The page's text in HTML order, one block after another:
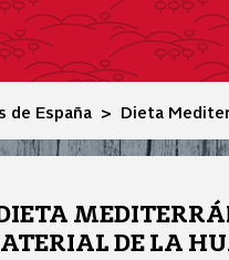
de España Dieta
DE LA